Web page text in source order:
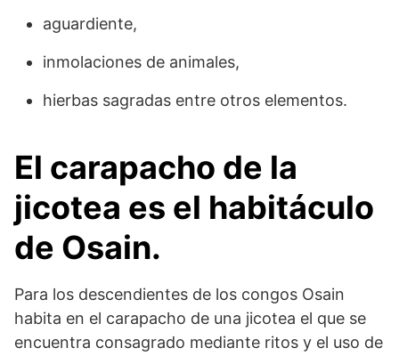
aguardiente,
inmolaciones de animales,
hierbas sagradas entre otros elementos.
El carapacho de la
jicotea es el habitáculo
de Osain.
Para los descendientes de los congos Osain
habita en el carapacho de una jicotea el que se
encuentra consagrado mediante ritos y el uso de